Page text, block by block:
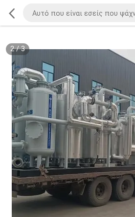
2/3